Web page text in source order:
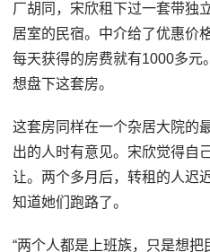
厂胡同，宋欣租下过一套带独
居室的民宿。中介给了优惠价
每天获得的房费就有1000多元
想盘下这套房。
这套房同样在一个杂居大院的
出的人时有意见。宋欣觉得自
让。两个多月后，转租的人迟
知道她们跑路了。
“两个人都是上班族，只是想把